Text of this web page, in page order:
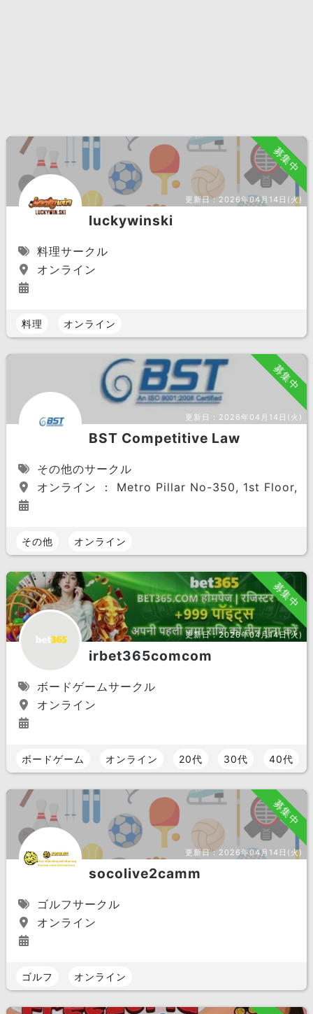
募集中
更新日： 2026年04月14日(火)
luckywinski
料理サークル
オンライン
料理 オンライン
募集中
更新日： 2026年04月14日(火)
BST Competitive Law
その他のサークル
オンライン ： Metro Pillar No-350, 1st Floor,
その他 オンライン
募集中
更新日：2026年04月14日(火)
irbet365comcom
ボードゲームサークル
オンライン
ボードゲーム オンライン 20代 30代 40代
募集中
更新日： 2026年04月14日(火)
socolive2camm
ゴルフサークル
オンライン
ゴルフ オンライン